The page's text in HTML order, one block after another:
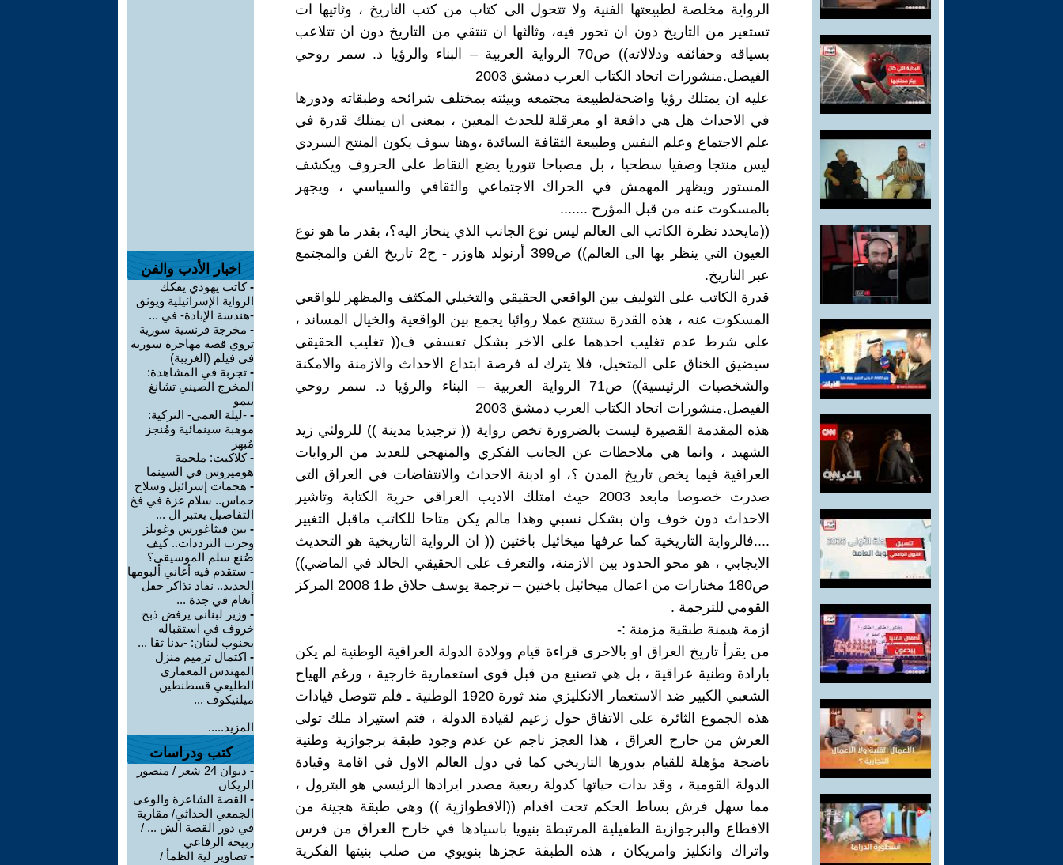
الرواية مخلصة لطبيعتها الفنية ولا تتحول الى كتاب من كتب التاريخ ، وثاتيها ات
تستعير من التاريخ دون ان تحور فيه، وثالثها ان تنتقي من التاريخ دون ان تتلاعب
بسياقه وحقائقه ودلالاته)) ص70 الرواية العربية – البناء والرؤيا د. سمر روحي
الفيصل.منشورات اتحاد الكتاب العرب دمشق 2003
عليه ان يمتلك رؤيا واضحةلطبيعة مجتمعه وبيئته بمختلف شرائحه وطبقاته ودورها
في الاحداث هل هي دافعة او معرقلة للحدث المعين ، بمعنى ان يمتلك قدرة في
علم الاجتماع وعلم النفس وطبيعة الثقافة السائدة ،وهنا سوف يكون المنتج السردي
ليس منتجا وصفيا سطحيا ، بل مصباحا تنوريا يضع النقاط على الحروف ويكشف
المستور ويظهر المهمش في الحراك الاجتماعي والثقافي والسياسي ، ويجهر
بالمسكوت عنه من قبل المؤرخ .......
((مايحدد نظرة الكاتب الى العالم ليس نوع الجانب الذي ينحاز اليه؟، بقدر ما هو نوع
العيون التي ينظر بها الى العالم)) ص399 أرنولد هاوزر - ج2 تاريخ الفن والمجتمع
عبر التاريخ.
قدرة الكاتب على التوليف بين الواقعي الحقيقي والتخيلي المكثف والمظهر للواقعي
المسكوت عنه ، هذه القدرة ستنتج عملا روائيا يجمع بين الواقعية والخيال المساند ،
على شرط عدم تغليب احدهما على الاخر بشكل تعسفي ف(( تغليب الحقيقي
سيضيق الخناق على المتخيل، فلا يترك له فرصة ابتداع الاحداث والازمنة والامكنة
والشخصيات الرئيسية)) ص71 الرواية العربية – البناء والرؤيا د. سمر روحي
الفيصل.منشورات اتحاد الكتاب العرب دمشق 2003
هذه المقدمة القصيرة ليست بالضرورة تخص رواية (( ترجيديا مدينة )) للرولئي زيد
الشهيد ، وانما هي ملاحظات عن الجانب الفكري والمنهجي للعديد من الروايات
العراقية فيما يخص تاريخ المدن ؟، او ادبنة الاحداث والانتفاضات في العراق التي
صدرت خصوصا مابعد 2003 حيث امتلك الاديب العراقي حرية الكتابة وتاشير
الاحداث دون خوف وان بشكل نسبي وهذا مالم يكن متاحا للكاتب ماقبل التغيير
....فالرواية التاريخية كما عرفها ميخائيل باختين (( ان الرواية التاريخية هو التحديث
الايجابي ، هو محو الحدود بين الازمنة، والتعرف على الحقيقي الخالد في الماضي))
ص180 مختارات من اعمال ميخائيل باختين – ترجمة يوسف حلاق ط1 2008 المركز
القومي للترجمة .
ازمة هيمنة طبقية مزمنة :-
من يقرأ تاريخ العراق او بالاحرى قراءة قيام وولادة الدولة العراقية الوطنية لم يكن
بارادة وطنية عراقية ، بل هي تصنيع من قبل قوى استعمارية خارجية ، ورغم الهياج
الشعبي الكبير ضد الاستعمار الانكليزي منذ ثورة 1920 الوطنية ـ فلم تتوصل قيادات
هذه الجموع الثائرة على الاتفاق حول زعيم لقيادة الدولة ، فتم استيراد ملك تولى
العرش من خارج العراق ، هذا العجز ناجم عن عدم وجود طبقة برجوازية وطنية
ناضجة مؤهلة للقيام بدورها التاريخي كما في دول العالم الاول في اقامة وقيادة
الدولة القومية ، وقد بدات حياتها كدولة ريعية مصدر ايرادها الرئيسي هو البترول ،
مما سهل فرش بساط الحكم تحت اقدام ((الاقطوازية )) وهي طبقة هجينة من
الاقطاع والبرجوازية الطفيلية المرتبطة بنيويا باسيادها في خارج العراق من فرس
واتراك وانكليز وامريكان ، هذه الطبقة عجزها بنويوي من صلب بنيتها الفكرية
اخبار الأدب والفن
-كاتب يهودي يفكك
الرواية الإسرائيلية ويوثق
-هندسة الإبادة- في ...
- مخرجة فرنسية سورية
تروي قصة مهاجرة سورية
في فيلم (الغريبة)
- تجربة في المشاهدة:
المخرج الصيني تشانغ
ييمو
- -ليلة العمى- التركية:
موهبة سينمائية ومُنجز
مُبهر
-كلاكيت: ملحمة
هوميروس في السينما
- هجمات إسرائيل وسلاح
حماس.. سلام غزة في فخ
التفاصيل يعتبر ال ...
- بين فيثاغورس وغوبلز
وحرب الترددات.. كيف
صُنع سلم الموسيقى؟
- ستقدم فيه أغاني ألبومها
الجديد.. نفاد تذاكر حفل
أنغام في جدة ...
- وزير لبناني يرفض ذبح
خروف في استقباله
بجنوب لبنان: -بدنا ثقا ...
- اكتمال ترميم منزل
المهندس المعماري
الطليعي قسطنطين
ميلنيكوف ...
المزيد.....
كتب ودراسات
-
ديوان 24 شعر / منصور
الريكان
- القصة الشاعرة والوعي
الجمعي الحداثي/ مقاربة
في دور القصة الش ... /
ربيحة الرفاعي
- تصاوير لية الظمأ /